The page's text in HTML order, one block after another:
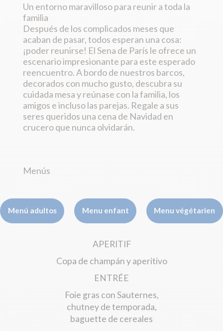
Un entorno maravilloso para reunir a toda la
familia
Después de los complicados meses que
acaban de pasar, todos esperan una cosa:
¡poder reunirse! El Sena de París le ofrece un
escenario impresionante para este esperado
reencuentro. A bordo de nuestros barcos,
decorados con mucho gusto, descubra su
cuidada mesa y reúnase con la familia, los
amigos e incluso las parejas. Regale a sus
seres queridos una cena de Navidad en
crucero que nunca olvidarán.
Menús
Menú adultos Menu enfant Menu végétarien
APERITIF
Copa de champán y aperitivo
ENTRÉE
Foie gras con Sauternes,
chutney de temporada,
baguette de cereales